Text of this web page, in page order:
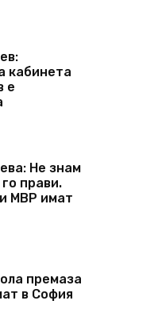
кабинета
е
Не знам
прави.
МВР имат
премаза
в София